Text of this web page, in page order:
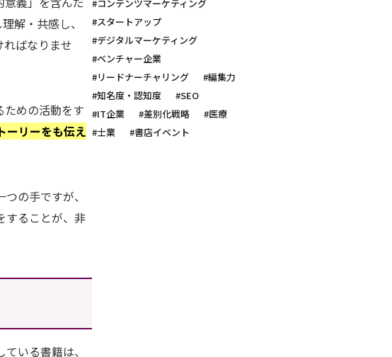
解・共感し、
ばなりませ
めの活動をす
ーリーをも伝え
の手ですが、
することが、非
いる書籍は、
#コンテンツマーケティング
#スタートアップ
#デジタルマーケティング
#ベンチャー企業
#リードナーチャリング
#編集力
#知名度・認知度
#SEO
#IT企業
#差別化戦略
#医療
#士業
#書店イベント